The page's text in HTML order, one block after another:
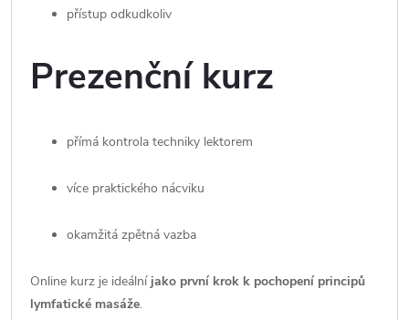
přístup odkudkoliv
Prezenční kurz
přímá kontrola techniky lektorem
více praktického nácviku
okamžitá zpětná vazba
Online kurz je ideálníjako první krok k pochopení principů
lymfatické masáže.